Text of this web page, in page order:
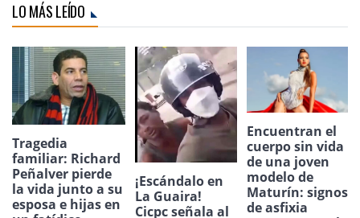
LO MÁS LEÍDO
Tragedia
familiar: Richard
Peñalver pierde
la vida junto a su
esposa e hijas en
¡Escándalo en
La Guaira!
Cicpc señala al
Encuentran el
cuerpo sin vida
de una joven
modelo de
Maturín: signos
de asfixia